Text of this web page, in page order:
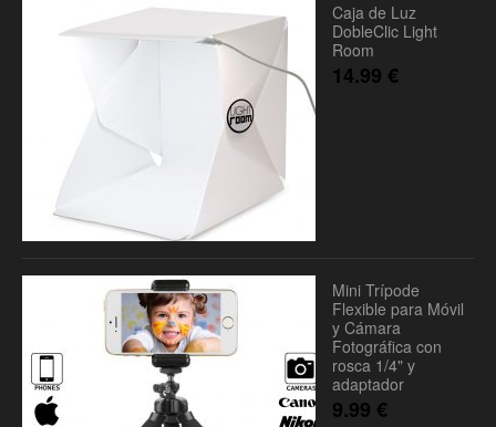
Caja de Luz
DobleClic Light
Room
14.99 €
Mini Trípode
Flexible para Móvil
y Cámara
Fotográfica con
rosca 1/4" y
adaptador
9.99 €